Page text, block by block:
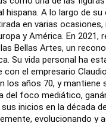
hispana. A lo largo de su
en varias ocasiones,
y América. En 2021,
Bellas Artes, un
Su vida personal ha
con el empresario
los años 70, y mantiene
del foco mediático,
sus inicios en la década
evolucionando y